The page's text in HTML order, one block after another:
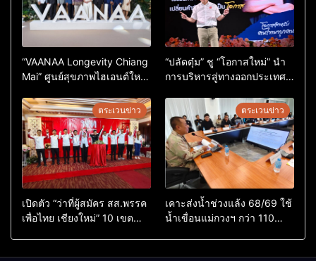
“VAANAA Longevity Chiang
Mai” ศูนย์สุขภาพไฮเอนต์ใหญ่
“ปลัดตุ๋ม” ชู “โอกาสใหม่” นำ
การบริหารสู่ทางออกประเทศ
ตระเวนข่าว
เปิดตัว “ว่าที่ผู้สมัคร สส.พรรค
เพื่อไทย เชียงใหม่” 10 เขต
ตระเวนข่าว
เคาะส่งน้ำช่วงแล้ง 68/69 ใช้
น้ำเขื่อนแม่กวงฯ กว่า 110